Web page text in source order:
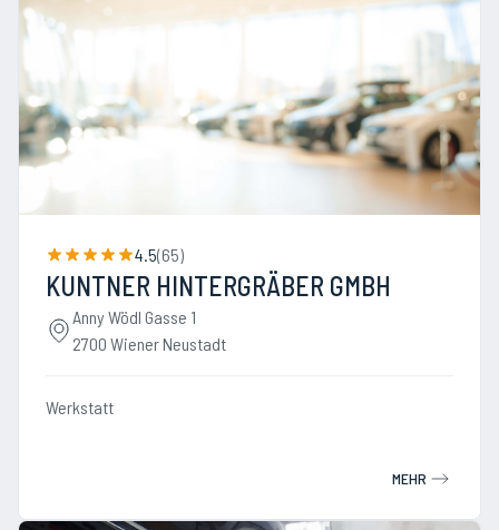
4.5(65)
KUNTNER HINTERGRÄBER GMBH
Anny Wödl Gasse 1
2700 Wiener Neustadt
Werkstatt
MEHR